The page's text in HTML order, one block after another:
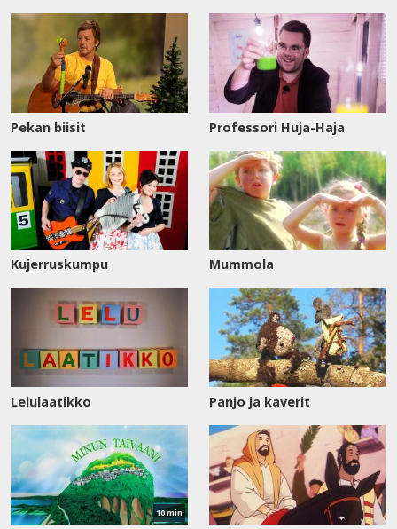
Pekan biisit Professori Huja-Haja
Kujerruskumpu Mummola
Lelulaatikko Panjo ja kaverit
Katso
nyt
10 min